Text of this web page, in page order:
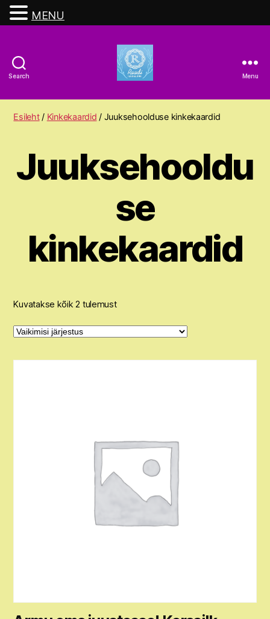
Search
Ilusalong
Menu
Esileht/ Kinkekaardid / Juuksehoolduse kinkekaardid
Juuksehooldu
se
kinkekaardid
Kuvatakse kõik 2 tulemust
MENU